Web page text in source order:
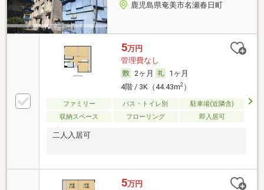
鹿児島県奄美市名瀬春日町
5万円
管理費なし
2ヶ月
1ヶ月
4階 / 3K（44.43m2）
ファミリー バス・トイレ別
駐車場(近隣含)
収納スペース
フローリング 即入居可
二人入居可
5万円